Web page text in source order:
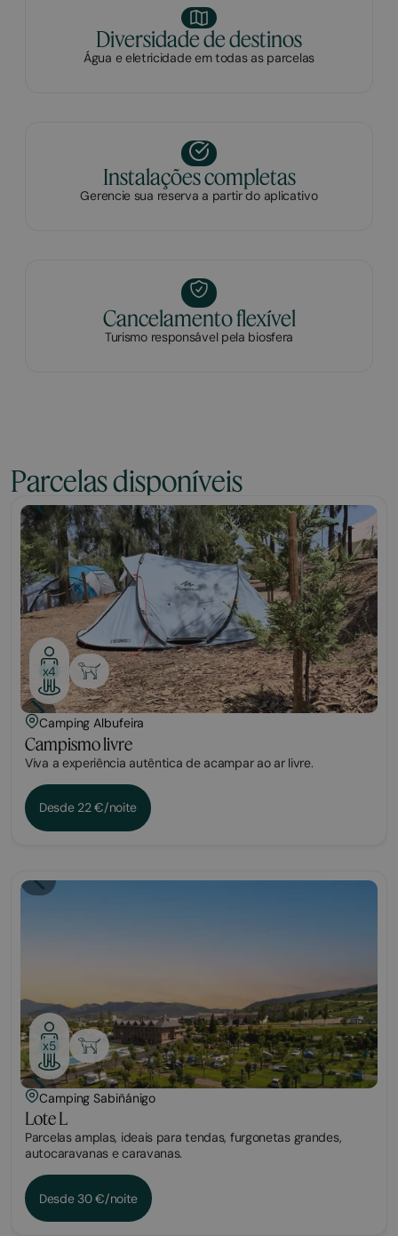
Diversidade de destinos
Água e eletricidade em todas as parcelas
Instalações completas
Gerencie sua reserva a partir do aplicativo
Cancelamento flexível
Turismo responsável pela biosfera
Parcelas disponíveis
x4
Camping Albufeira
Campismo livre
Viva a experiência autêntica de acampar ao ar livre.
Desde 22 €/noite
Parcela
x5
Camping Sabiñánigo
Lote L
Parcelas amplas, ideais para tendas, furgonetas grandes,
autocaravanas e caravanas.
Desde 30 €/noite
Parcela